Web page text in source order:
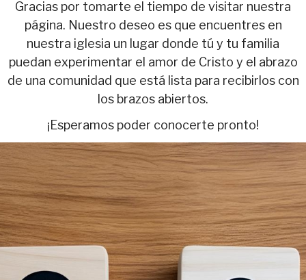
Gracias por tomarte el tiempo de visitar nuestra
página. Nuestro deseo es que encuentres en
nuestra iglesia un lugar donde tú y tu familia
puedan experimentar el amor de Cristo y el abrazo
de una comunidad que está lista para recibirlos con
los brazos abiertos.
¡Esperamos poder conocerte pronto!